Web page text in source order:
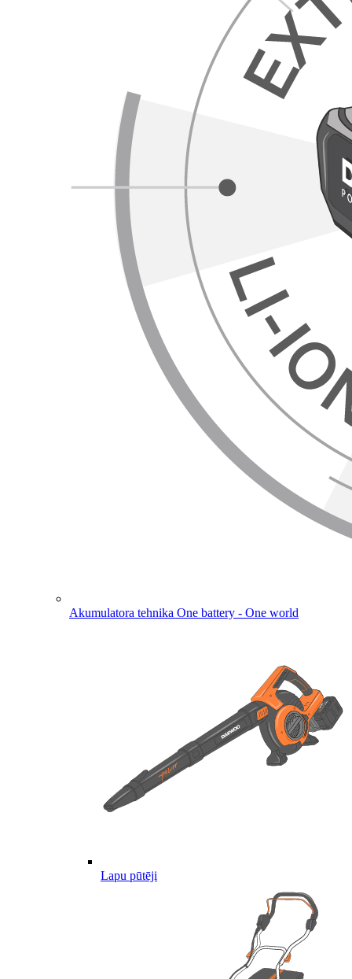
Akumulatora tehnika One battery - One world
Lapu pūtēji